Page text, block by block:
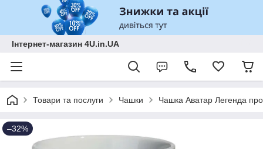
Інтернет-магазин 4U.in.UA
Товари та послуги Чашки Чашка Аватар Легенда
–32%